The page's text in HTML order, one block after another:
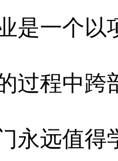
一个以
程中跨
远值得